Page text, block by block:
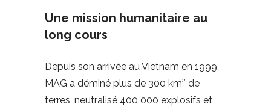
Une mission humanitaire au
long cours
Depuis son arrivée au Vietnam en 1999,
MAG a déminé plus de 300 km² de
terres, neutralisé 400 000 explosifs et